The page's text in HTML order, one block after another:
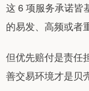
这 6 项服务承诺皆
的易发、高频或者
但优先赔付是责任
善交易环境才是贝